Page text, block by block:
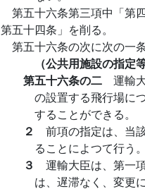
第五十六条第三項中「第
第五十四条」を削る。
第五十六条の次に次の一
（公共用施設の指定等
第五十六条の二 運輸
の設置する飛行場に
することができる。
２ 前項の指定は、当
ることによつて行う。
３ 運輸大臣は、第一
は、遅滞なく、変更